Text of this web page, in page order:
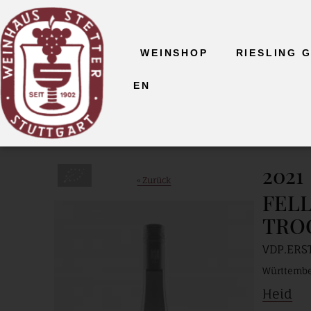
WEINSHOP RIESLING
EN
« Zurück
2021
Heid